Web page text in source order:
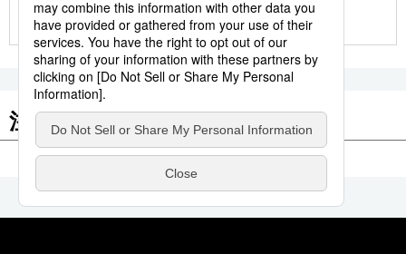
もっと見る
注目のキーワード